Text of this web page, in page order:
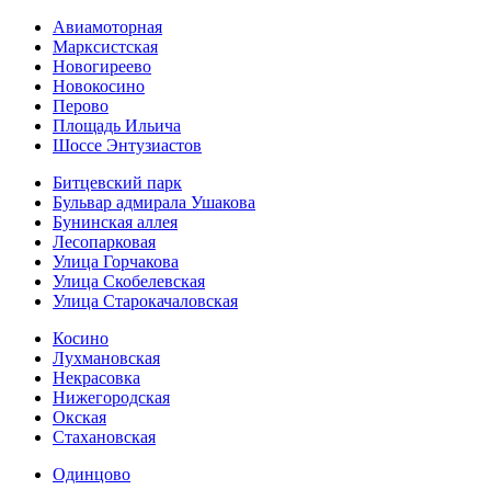
Авиамоторная
Марксистская
Новогиреево
Новокосино
Перово
Площадь Ильича
Шоссе Энтузиастов
Битцевский парк
Бульвар адмирала Ушакова
Бунинская аллея
Лесопарковая
Улица Горчакова
Улица Скобелевская
Улица Старокача­ловская
Косино
Лухмановская
Некрасовка
Нижегородская
Окская
Стахановская
Одинцово